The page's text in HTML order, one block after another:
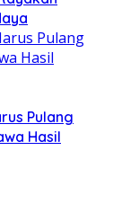
Pulang
Hasil